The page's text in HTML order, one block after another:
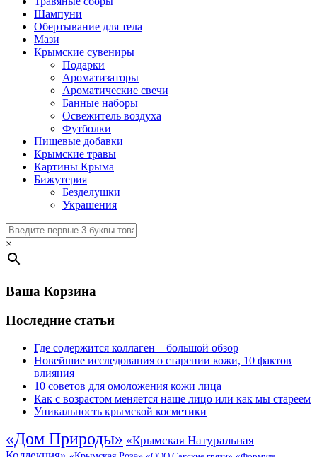
Шампуни
Обертывание для тела
Мази
Крымские сувениры
Подарки
Ароматизаторы
Ароматические свечи
Банные наборы
Освежитель воздуха
Футболки
Пищевые добавки
Крымские травы
Картины Крыма
Бижутерия
Безделушки
Украшения
×
Ваша Корзина
Последние статьи
Где содержится коллаген – большой обзор
Новейшие исследования о старении кожи, 10 фактов
влияния
10 советов для омоложения кожи лица
Как с возрастом меняется наше лицо или как мы стареем
Уникальность крымской косметики
«Дом Природы» «Крымская Натуральная